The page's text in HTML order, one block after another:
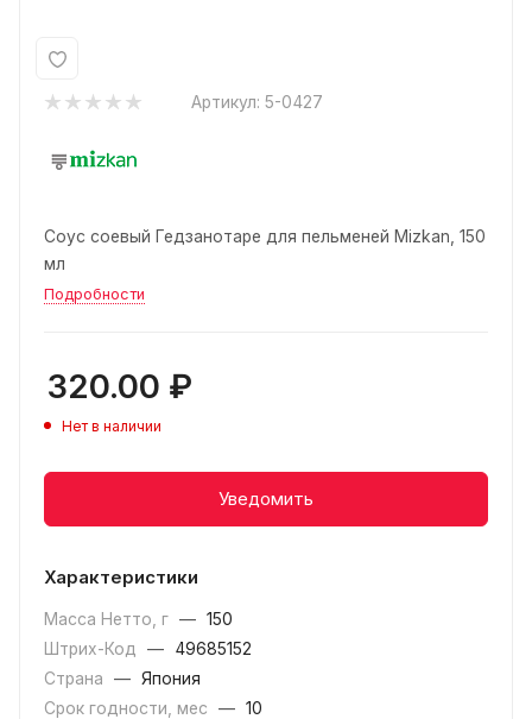
Артикул: 5-0427
Соус соевый Гедзанотаре для пельменей Mizkan, 150
мл
Подробности
320.00 ₽
Нет в наличии
Уведомить
Характеристики
Масса Нетто, г — 150
Штрих-Код
—
49685152
Страна
— Япония
Срок годности, мес
— 10